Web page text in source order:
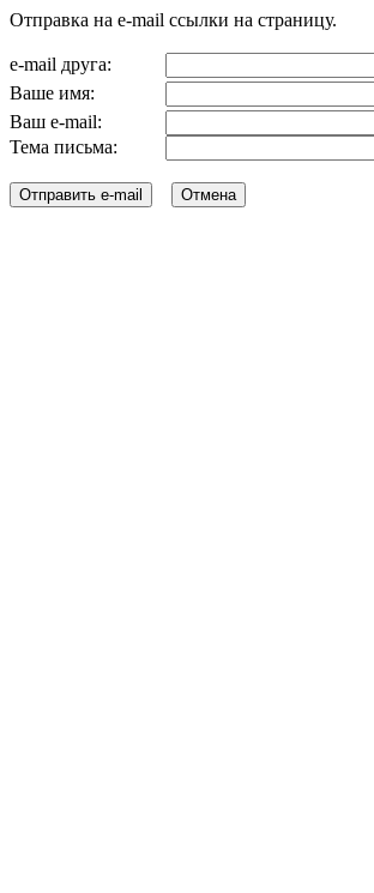
Отправка на e-mail ссылки на страницу.
e-mail друга:
Ваше имя:
Ваш e-mail:
Тема письма: